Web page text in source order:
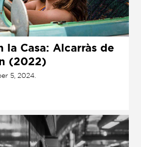
la Casa: Alcarràs de
(2022)
5, 2024.